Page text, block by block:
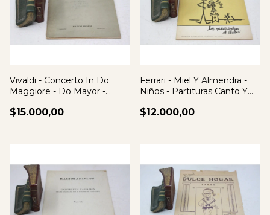
Vivaldi - Concerto In Do
Maggiore - Do Mayor -
$15.000,00
Ferrari - Miel Y Almendra -
Niños - Partituras Canto Y
$12.000,00